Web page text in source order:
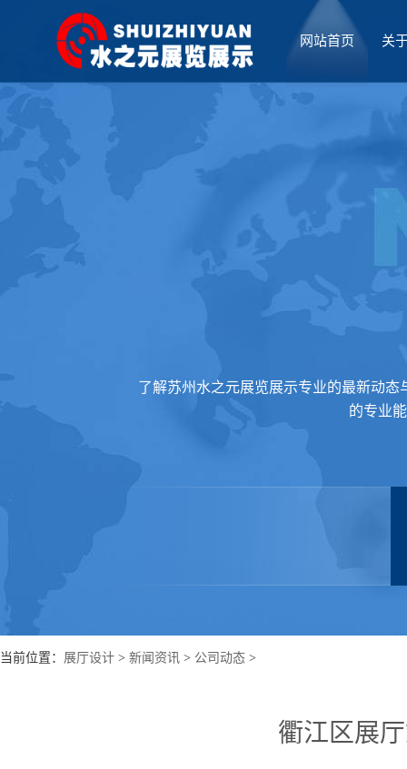
网站首页 关
了解苏州水之元展览展示专业的最新动
的专业
当前位置： 展厅设计 > 新闻资讯 > 公司动态 >
衢江区展